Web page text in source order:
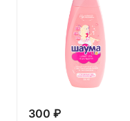
300 ₽